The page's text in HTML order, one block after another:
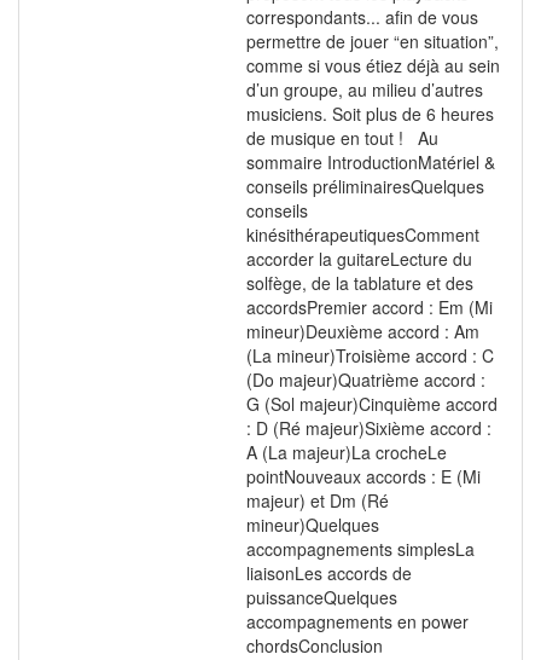
correspondants... afin de vous
permettre de jouer “en situation”,
comme si vous étiez déjà au sein
d’un groupe, au milieu d’autres
musiciens. Soit plus de 6 heures
de musique en tout ! Au
sommaire IntroductionMatériel &
conseils préliminairesQuelques
conseils
kinésithérapeutiquesComment
accorder la guitareLecture du
solfège, de la tablature et des
accordsPremier accord : Em (Mi
mineur)Deuxième accord : Am
(La mineur)Troisième accord : C
(Do majeur)Quatrième accord :
G (Sol majeur)Cinquième accord
: D (Ré majeur)Sixième accord :
A (La majeur)La crocheLe
pointNouveaux accords : E (Mi
majeur) et Dm (Ré
mineur)Quelques
accompagnements simplesLa
liaisonLes accords de
puissanceQuelques
accompagnements en power
chordsConclusion